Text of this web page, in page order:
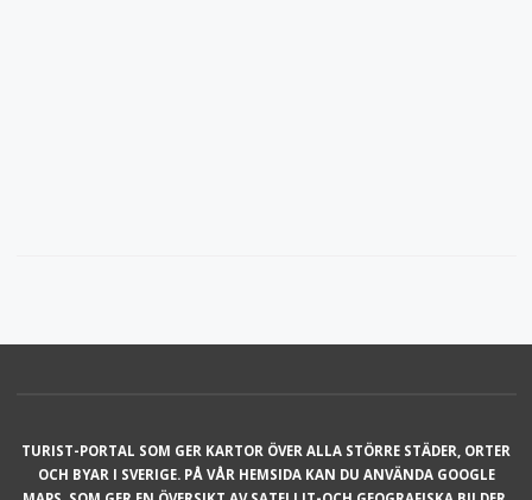
TURIST-PORTAL SOM GER KARTOR ÖVER ALLA STÖRRE STÄDER, ORTER
OCH BYAR I SVERIGE. PÅ VÅR HEMSIDA KAN DU ANVÄNDA GOOGLE